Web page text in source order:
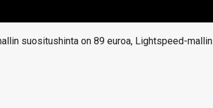
suositushinta on 89 euroa, Lightspeed-mallin